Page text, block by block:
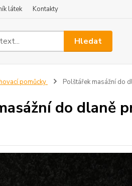
látek Kontakty
Hledat
pomůcky Polštářek masážní do
do dlaně